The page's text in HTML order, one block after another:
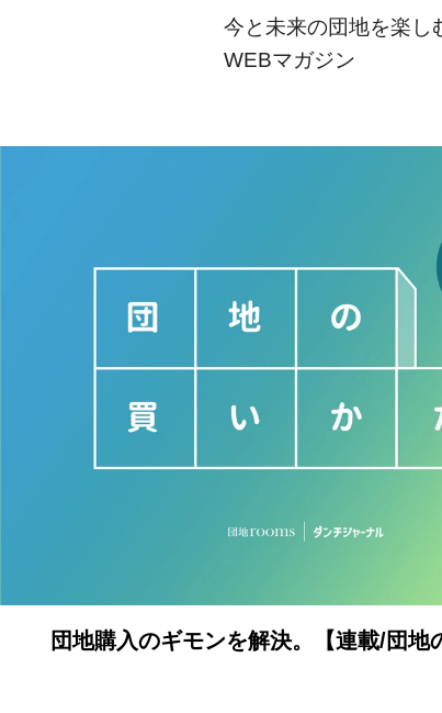
今と未来の団地を楽し
WEBマガジン
団地購入のギモンを解決。【連載/団地